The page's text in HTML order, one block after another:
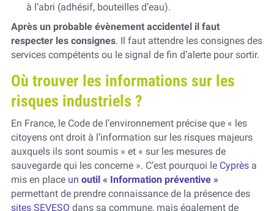
à l’abri (adhésif, bouteilles d’eau).
Après un probable évènement accidentel il faut
respecter les consignes. Il faut attendre les consignes des
services compétents ou le signal de fin d’alerte pour sortir.
Où trouver les informations sur les
risques industriels ?
En France, le Code de l’environnement précise que « les
citoyens ont droit à l’information sur les risques majeurs
auxquels ils sont soumis » et « sur les mesures de
sauvegarde qui les concerne ». C’est pourquoi le Cyprèsa
mis en place un outil « Information préventive »
permettant de prendre connaissance de la présence des
sites SEVESO dans sa commune, mais également de